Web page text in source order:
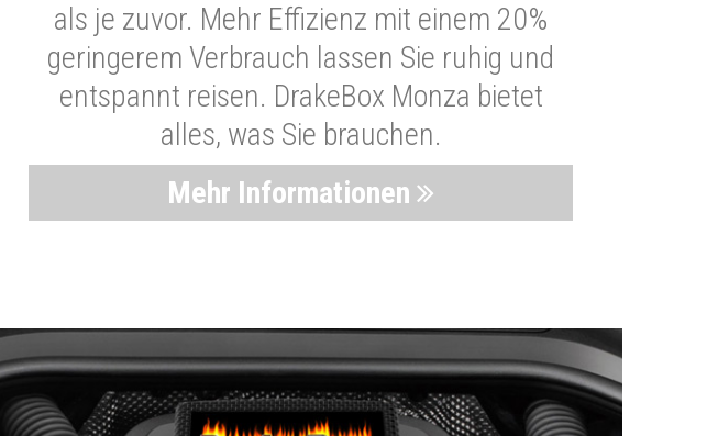
als je zuvor. Mehr Effizienz mit einem 20%
geringerem Verbrauch lassen Sie ruhig und
entspannt reisen. DrakeBox Monza bietet
alles, was Sie brauchen.
Mehr Informationen